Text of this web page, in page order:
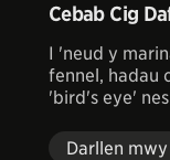
Cebab Cig
I 'neud y
fennel, hadau
'bird's eye'
Darllen mwy